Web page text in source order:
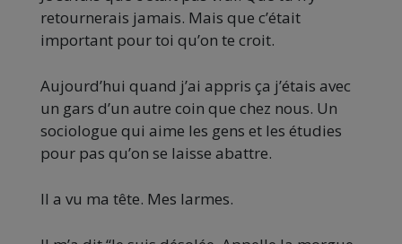
retournerais jamais. Mais que c’était
important pour toi qu’on te croit.
Aujourd’hui quand j’ai appris ça j’étais avec
un gars d’un autre coin que chez nous. Un
sociologue qui aime les gens et les étudies
pour pas qu’on se laisse abattre.
Il a vu ma tête. Mes larmes.